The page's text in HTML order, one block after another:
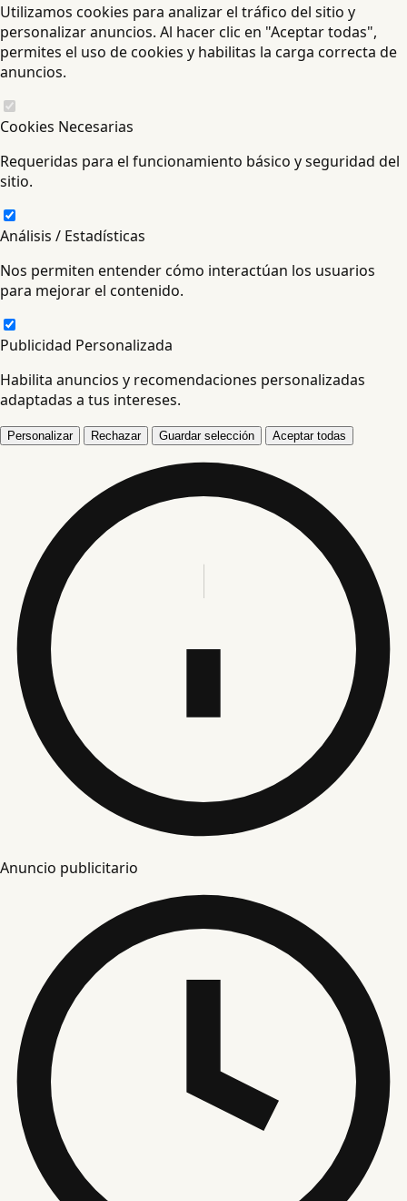
Utilizamos cookies para analizar el tráfico del sitio y
personalizar anuncios. Al hacer clic en "Aceptar todas",
permites el uso de cookies y habilitas la carga correcta de
anuncios.
Cookies Necesarias
Requeridas para el funcionamiento básico y seguridad del
sitio.
Análisis / Estadísticas
Nos permiten entender cómo interactúan los usuarios
para mejorar el contenido.
Publicidad Personalizada
Habilita anuncios y recomendaciones personalizadas
adaptadas a tus intereses.
Personalizar Rechazar Guardar selección Aceptar todas
Anuncio publicitario